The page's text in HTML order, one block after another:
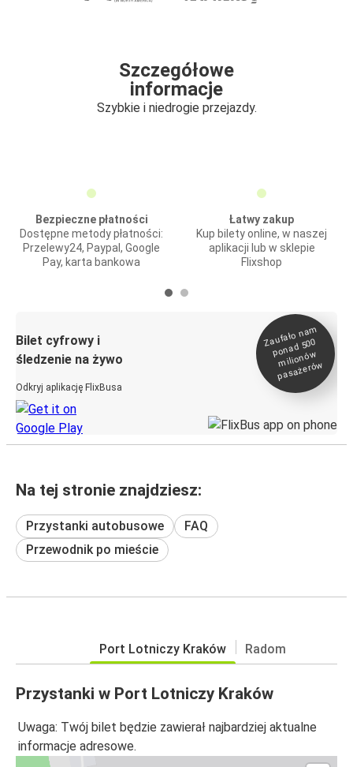
Szczegółowe
informacje
Szybkie i niedrogie przejazdy.
Bezpieczne płatności
Dostępne metody płatności:
Przelewy24, Paypal, Google
Pay, karta bankowa
Łatwy zakup
Kup bilety online, w naszej
aplikacji lub w sklepie
Flixshop
Bilet cyfrowy i
śledzenie na żywo
Odkryj aplikację FlixBusa
Zaufało na
m
ponad 500
milionó
w
pasażeró
w
Na tej stronie znajdziesz:
Przystanki autobusowe
FAQ
Przewodnik po mieście
Port Lotniczy Kraków Radom
Przystanki w Port Lotniczy Kraków
Uwaga: Twój bilet będzie zawierał najbardziej aktualne
informacje adresowe.